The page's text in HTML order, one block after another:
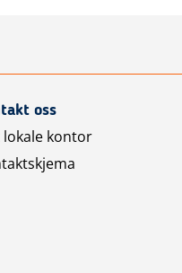
oss
kontor